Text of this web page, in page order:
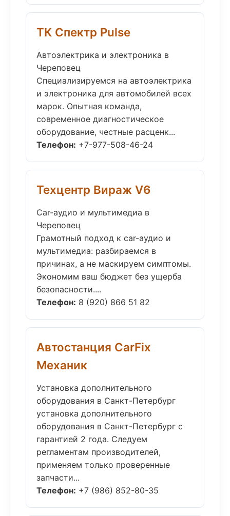
ТК Спектр Pulse
Автоэлектрика и электроника в
Череповец
Специализируемся на автоэлектрика
и электроника для автомобилей всех
марок. Опытная команда,
современное диагностическое
оборудование, честные расценк...
Телефон: +7-977-508-46-24
Техцентр Вираж V6
Car-аудио и мультимедиа в
Череповец
Грамотный подход к car-аудио и
мультимедиа: разбираемся в
причинах, а не маскируем симптомы.
Экономим ваш бюджет без ущерба
безопасности....
Телефон: 8 (920) 866 51 82
Автостанция CarFix
Механик
Установка дополнительного
оборудования в Санкт-Петербург
установка дополнительного
оборудования в Санкт-Петербург с
гарантией 2 года. Следуем
регламентам производителей,
применяем только проверенные
запчасти...
Телефон: +7 (986) 852-80-35